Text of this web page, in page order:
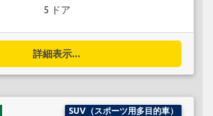
5 ドア
詳細表示...
SUV（スポーツ用多目的車）